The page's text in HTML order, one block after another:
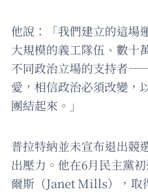
他說：「我們建立的這
大規模的義工隊伍、數十
不同政治立場的支持者
愛，相信政治必須改變，
團結起來。」
普拉特納並未宣布退出競
出壓力。他在6月民主黨
爾斯（Janet Mills），取